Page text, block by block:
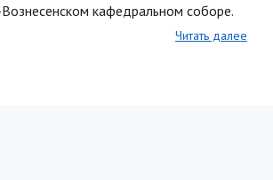
кафедральном соборе.
Читать далее